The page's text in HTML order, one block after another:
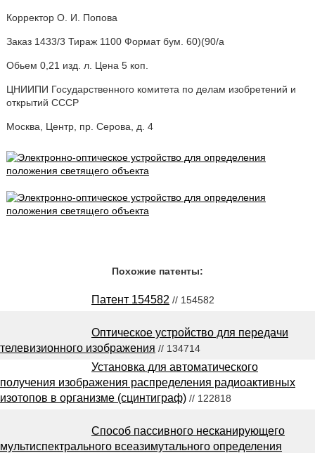
Корректор О. И. Попова
Заказ 1433/3 Тираж 1100 Формат бум. 60)(90/а
Обьем 0,21 изд. л. Цена 5 коп.
ЦНИИПИ Государственного комитета по делам изобретений и
открытий СССР
Москва, Центр, пр. Серова, д. 4
Похожие патенты:
Патент 154582 // 154582
Оптическое устройство для передачи
телевизионного изображения // 134714
Установка для автоматического
получения изображения распределения радиоактивных
изотопов в организме (сцинтиграф) // 122818
Способ пассивного несканирующего
мультиспектрального всеазимутального определения